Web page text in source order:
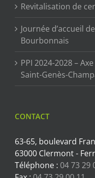
Revitalisation de
Journée d’accueil
Bourbonnais
PPI 2024-2028 –
Saint-Genès-
CONTACT
63-65, boulevard
63000 Clermont -
Téléphone : 04 73 29